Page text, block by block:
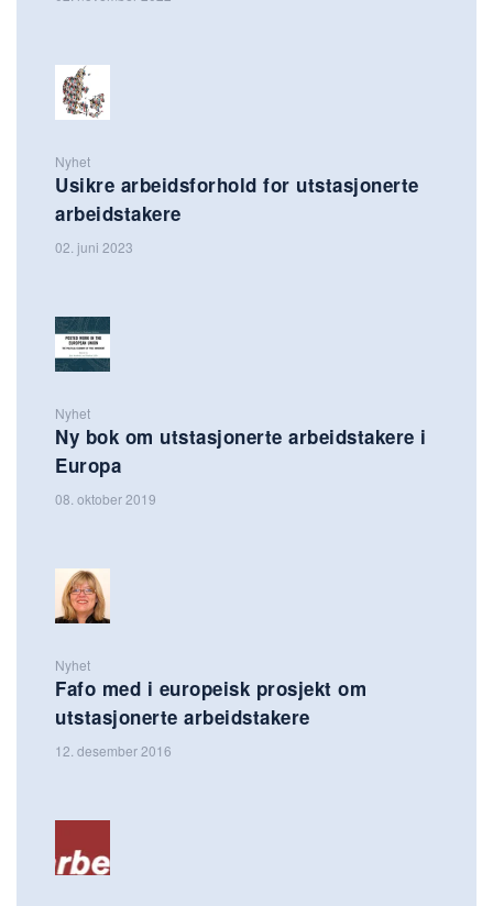
Nyhet
Usikre arbeidsforhold for utstasjonerte
arbeidstakere
02. juni 2023
Nyhet
Ny bok om utstasjonerte arbeidstakere i
Europa
08. oktober 2019
Nyhet
Fafo med i europeisk prosjekt om
utstasjonerte arbeidstakere
12. desember 2016